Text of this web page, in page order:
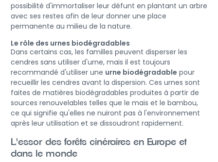
possibilité d'immortaliser leur défunt en plantant un arbre
avec ses restes afin de leur donner une place
permanente au milieu de la nature.
Le rôle des urnes biodégradables
Dans certains cas, les familles peuvent disperser les
cendres sans utiliser d'urne, mais il est toujours
recommandé d'utiliser une urne biodégradable pour
recueillir les cendres avant la dispersion. Ces urnes sont
faites de matières biodégradables produites à partir de
sources renouvelables telles que le maïs et le bambou,
ce qui signifie qu'elles ne nuiront pas à l'environnement
après leur utilisation et se dissoudront rapidement.
L'essor des forêts cinéraires en Europe et
dans le monde